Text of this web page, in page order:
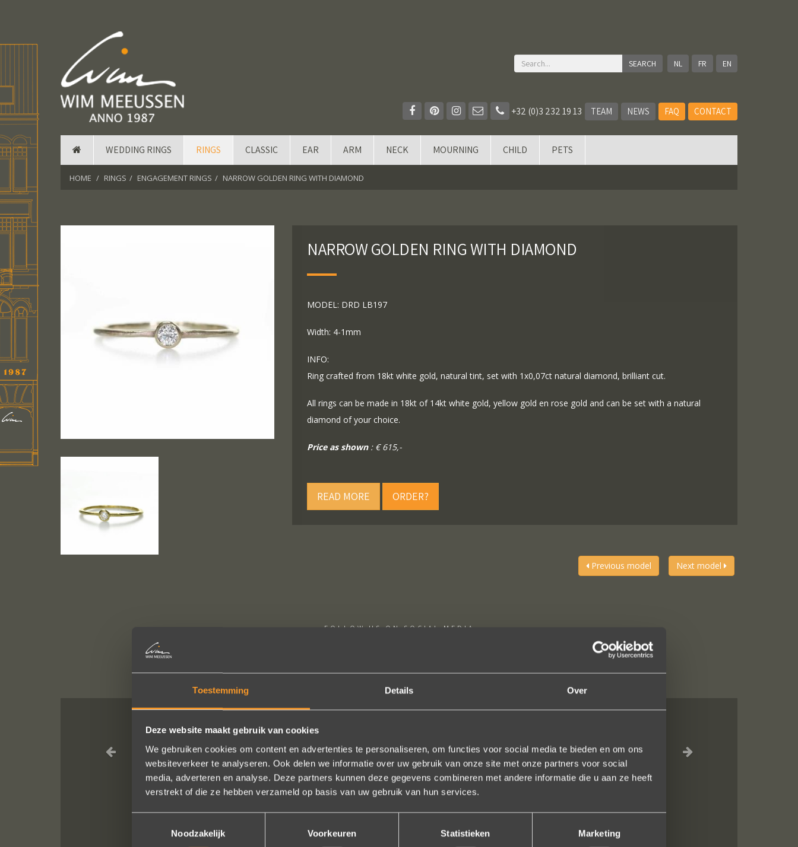
Toestemming Details Over
Deze website maakt gebruik van cookies
We gebruiken cookies om content en advertenties te personaliseren, om functies voor social media te bieden en om ons
websiteverkeer te analyseren. Ook delen we informatie over uw gebruik van onze site met onze partners voor social
media, adverteren en analyse. Deze partners kunnen deze gegevens combineren met andere informatie die u aan ze heeft
verstrekt of die ze hebben verzameld op basis van uw gebruik van hun services.
Noodzakelijk
Voorkeuren Statistieken Marketing
NL FR EN
+32 (0)3 232 19 13 TEAM NEWS FAQ CONTACT
WEDDING RINGS RINGS CLASSIC EAR ARM NECK MOURNING CHILD PETS
HOME RINGS ENGAGEMENT RINGS NARROW GOLDEN RING WITH DIAMOND
NARROW GOLDEN RING WITH DIAMOND
MODEL: DRD LB197
Width: 4-1mm
INFO:
Ring crafted from 18kt white gold, natural tint, set with 1x0,07ct natural diamond, brilliant cut.
All rings can be made in 18kt of 14kt white gold, yellow gold en rose gold and can be set with a natural
diamond of your choice.
Price as shown: € 615,-
READ MORE ORDER?
Previous model Next model
FOLLOW US ON SOCIAL MEDIA
Heel blij met onze trouwringen! Ruime keuze en correcte prijzen! We werden steeds heel vriendelijk
geholpen.
Naomi Ilsbroux
Bekijk al onze reviews